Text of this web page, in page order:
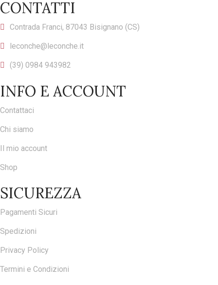
CONTATTI
Contrada Franci, 87043 Bisignano (CS)
leconche@leconche.it
(39) 0984 943982
INFO E ACCOUNT
Contattaci
Chi siamo
Il mio account
Shop
SICUREZZA
Pagamenti Sicuri
Spedizioni
Privacy Policy
Termini e Condizioni